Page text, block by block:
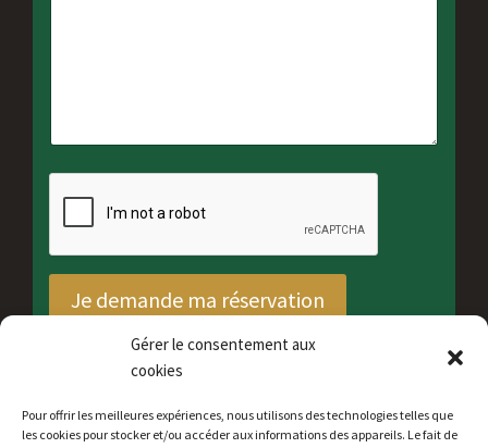
Gérer le consentement aux
cookies
Pour offrir les meilleures expériences, nous utilisons des technologies telles que
les cookies pour stocker et/ou accéder aux informations des appareils. Le fait de
Je demande ma réservation